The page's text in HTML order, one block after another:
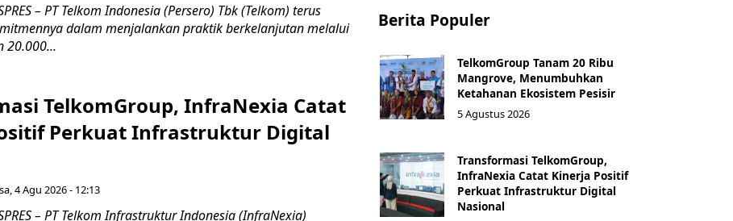
– PT Telkom Indonesia (Persero) Tbk (Telkom) terus
dalam menjalankan praktik berkelanjutan melalui
20.000...
TelkomGroup, InfraNexia Catat
Perkuat Infrastruktur Digital
4 Agu 2026 - 12:13
– PT Telkom Infrastruktur Indonesia (InfraNexia)
Berita Populer
TelkomGroup Tanam 20 Ribu
Mangrove, Menumbuhkan
Ketahanan Ekosistem Pesisir
5 Agustus 2026
Transformasi TelkomGroup,
InfraNexia Catat Kinerja Positif
Perkuat Infrastruktur Digital
Nasional